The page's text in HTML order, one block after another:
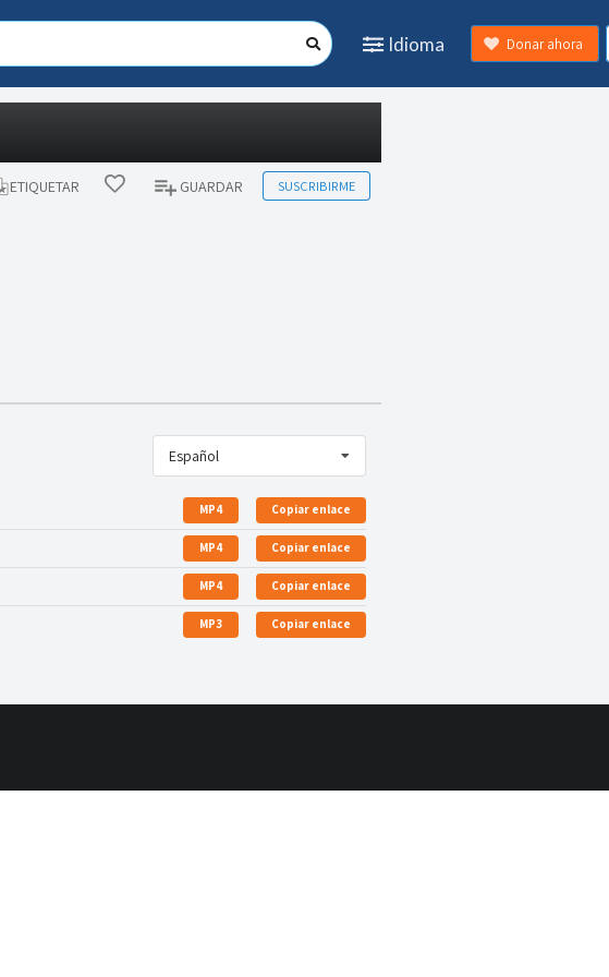
Idioma Donar ahora
ETIQUETAR GUARDAR SUSCRIBIRME
Español
MP4 Copiar enlace
MP4 Copiar enlace
MP4 Copiar enlace
MP3 Copiar enlace